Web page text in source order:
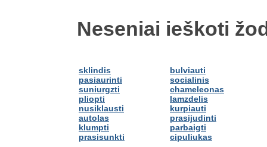
Neseniai ieškoti
sklindis
pasiaurinti
suniurgzti
pliopti
nusiklausti
autolas
klumpti
prasisunkti
bulviauti
socialinis
chameleonas
lamzdelis
kurpiauti
prasijudinti
parbaigti
cipuliukas